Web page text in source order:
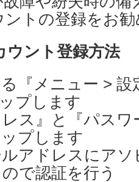
トの登録をお
ウント登録方法
『メニュー >
プします
レス』と『パス
ップします
アドレスにア
で認証を行う